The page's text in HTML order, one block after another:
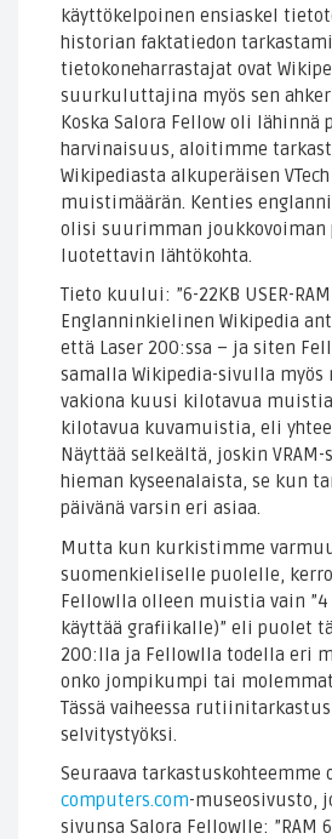
käyttökelpoinen ensiaskel
historian faktatiedon
tietokoneharrastajat ovat
suurkuluttajina myös sen
Koska Salora Fellow oli lähinnä
harvinaisuus, aloitimme
Wikipediasta alkuperäisen
muistimäärän. Kenties
olisi suurimman joukkovoiman
luotettavin lähtökohta.
Tieto kuului: ”6-22KB USER-RAM
Englanninkielinen Wikipedia
että Laser 200:ssa – ja siten
samalla Wikipedia-sivulla
vakiona kuusi kilotavua
kilotavua kuvamuistia, eli
Näyttää selkeältä, joskin VRAM-
hieman kyseenalaista, se kun
päivänä varsin eri asiaa.
Mutta kun kurkistimme
suomenkieliselle puolelle,
Fellowlla olleen muistia vain ”4
käyttää grafiikalle)” eli puolet
200:lla ja Fellowlla todella eri
onko jompikumpi tai
Tässä vaiheessa
selvitystyöksi.
Seuraava tarkastuskohteemme
computers.com-museosivusto,
sivunsa Salora Fellowlle: ”RAM